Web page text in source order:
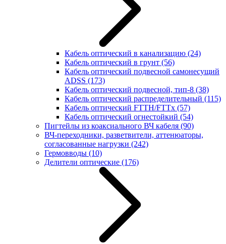
Кабель оптический в канализацию (24)
Кабель оптический в грунт (56)
Кабель оптический подвесной самонесущий
ADSS (173)
Кабель оптический подвесной, тип-8 (38)
Кабель оптический распределительный (115)
Кабель оптический FTTH/FTTx (57)
Кабель оптический огнестойкий (54)
Пигтейлы из коаксиального ВЧ кабеля (90)
ВЧ-переходники, разветвители, аттенюаторы,
согласованные нагрузки (242)
Гермовводы (10)
Делители оптические (176)